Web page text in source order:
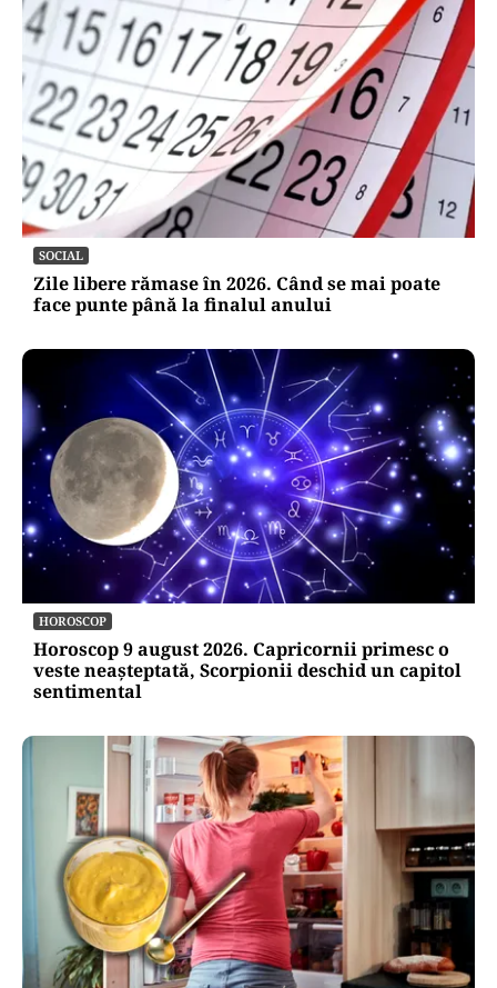
SOCIAL
Zile libere rămase în 2026. Când se mai poate
face punte până la finalul anului
HOROSCOP
Horoscop 9 august 2026. Capricornii primesc o
veste neașteptată, Scorpionii deschid un capitol
sentimental